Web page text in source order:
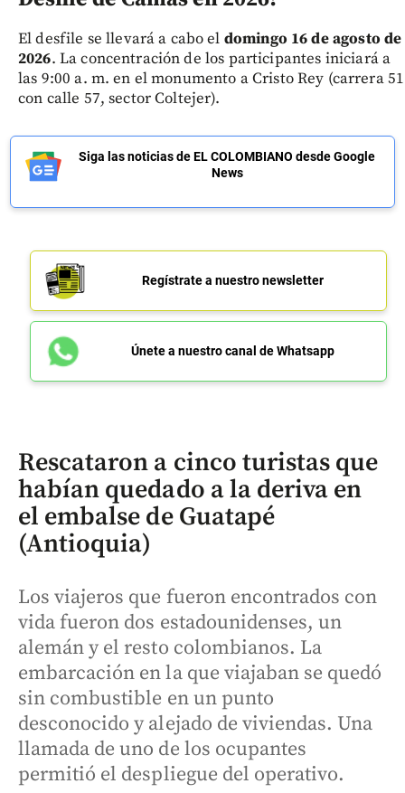
El desfile se llevará a cabo el domingo 16 de agosto de
2026. La concentración de los participantes iniciará a
las 9:00 a. m. en el monumento a Cristo Rey (carrera 51
con calle 57, sector Coltejer).
Siga las noticias de EL COLOMBIANO desde Google
News
Regístrate a nuestro newsletter
Únete a nuestro canal de Whatsapp
Rescataron a cinco turistas que
habían quedado a la deriva en
el embalse de Guatapé
(Antioquia)
Los viajeros que fueron encontrados con
vida fueron dos estadounidenses, un
alemán y el resto colombianos. La
embarcación en la que viajaban se quedó
sin combustible en un punto
desconocido y alejado de viviendas. Una
llamada de uno de los ocupantes
permitió el despliegue del operativo.